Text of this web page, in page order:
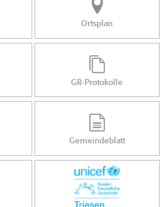
Ortsplan
GR-Protokolle
Gemeindeblatt